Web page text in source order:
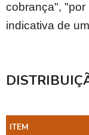
cobrança",
indicativa de
ITEM